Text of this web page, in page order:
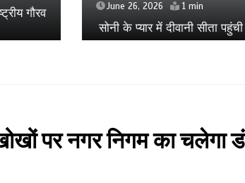
गौरव
June 26, 2026 1 min
सोनी के प्यार में दीवानी सीता पहुंची
पर नगर निगम का चलेगा